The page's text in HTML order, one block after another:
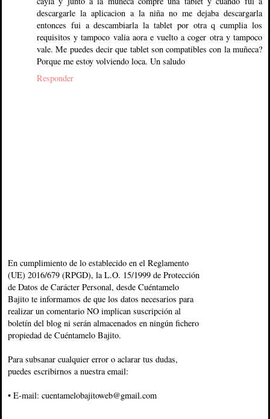
descargarle la aplicacion a la niña no me dejaba descargarla
entonces fui a descambiarla la tablet por otra q cumplia los
requisitos y tampoco valia aora e vuelto a coger otra y tampoco
vale. Me puedes decir que tablet son compatibles con la muñeca?
Porque me estoy volviendo loca. Un saludo
Responder
En cumplimiento de lo establecido en el Reglamento
(UE) 2016/679 (RPGD), la L.O. 15/1999 de Protección
de Datos de Carácter Personal, desde Cuéntamelo
Bajito te informamos de que los datos necesarios para
realizar un comentario NO implican suscripción al
boletín del blog ni serán almacenados en ningún fichero
propiedad de Cuéntamelo Bajito.
Para subsanar cualquier error o aclarar tus dudas,
puedes escribirnos a nuestra email:
• E-mail: cuentamelobajitoweb@gmail.com